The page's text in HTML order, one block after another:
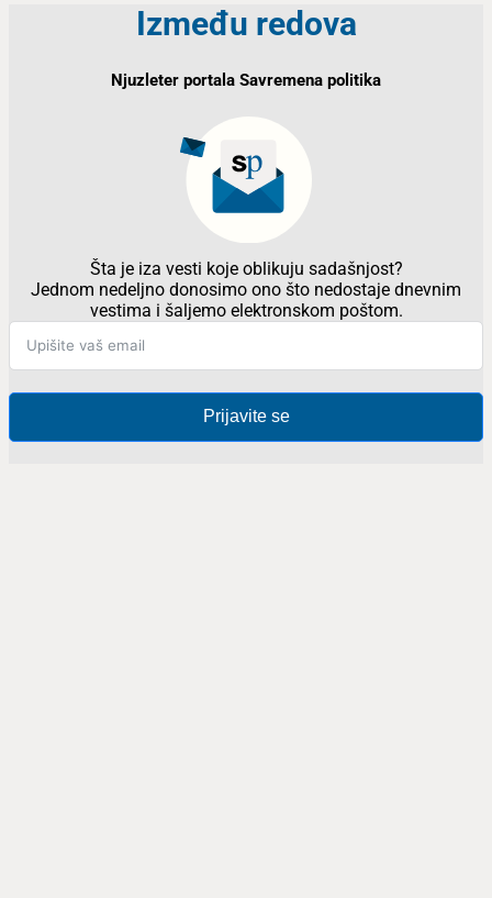
Između redova
Njuzleter portala Savremena politika
Šta je iza vesti koje oblikuju sadašnjost?
Jednom nedeljno donosimo ono što nedostaje dnevnim
vestima i šaljemo elektronskom poštom.
Prijavite se